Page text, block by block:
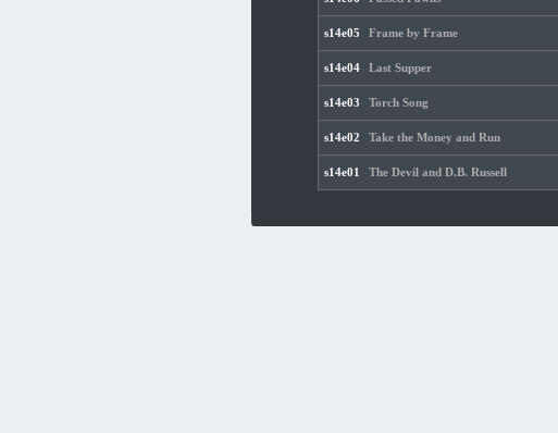
s14e05 Frame by Frame
s14e04 Last Supper
s14e03 Torch Song
s14e02 Take the Money and Run
s14e01 The Devil and D.B. Russell